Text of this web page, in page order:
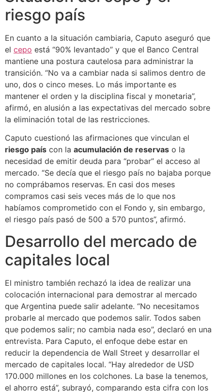
riesgo país
En cuanto a la situación cambiaria, Caputo aseguró que
el cepo está “90% levantado” y que el Banco Central
mantiene una postura cautelosa para administrar la
transición. “No va a cambiar nada si salimos dentro de
uno, dos o cinco meses. Lo más importante es
mantener el orden y la disciplina fiscal y monetaria”,
afirmó, en alusión a las expectativas del mercado sobre
la eliminación total de las restricciones.
Caputo cuestionó las afirmaciones que vinculan el
riesgo país con la acumulación de reservas o la
necesidad de emitir deuda para “probar” el acceso al
mercado. “Se decía que el riesgo país no bajaba porque
no comprábamos reservas. En casi dos meses
compramos casi seis veces más de lo que nos
habíamos comprometido con el Fondo y, sin embargo,
el riesgo país pasó de 500 a 570 puntos”, afirmó.
Desarrollo del mercado de
capitales local
El ministro también rechazó la idea de realizar una
colocación internacional para demostrar al mercado
que Argentina puede salir adelante. “No necesitamos
probarle al mercado que podemos salir. Todos saben
que podemos salir; no cambia nada eso”, declaró en una
entrevista. Para Caputo, el enfoque debe estar en
reducir la dependencia de Wall Street y desarrollar el
mercado de capitales local. “Hay alrededor de USD
170.000 millones en los colchones. La base la tenemos,
el ahorro está”, subrayó, comparando esta cifra con los